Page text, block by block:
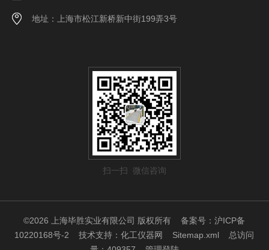
地址：上海市松江新桥新中街199弄3号
扫一扫 微信咨询
©2026 上海毕胜实业有限公司 版权所有备案号：沪ICP备
10220168号-2 技术支持：化工仪器网 Sitemap.xml 总访问